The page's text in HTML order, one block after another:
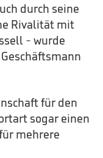
durch seine
Rivalität mit
- wurde
für den
sogar einen
mehrere